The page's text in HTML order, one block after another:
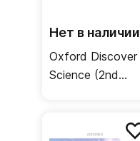
Нет в наличии
Oxford Discover
Science (2nd
Online Practice /